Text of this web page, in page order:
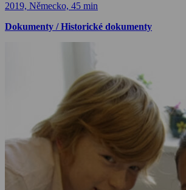
2019, Německo, 45 min
Dokumenty / Historické dokumenty